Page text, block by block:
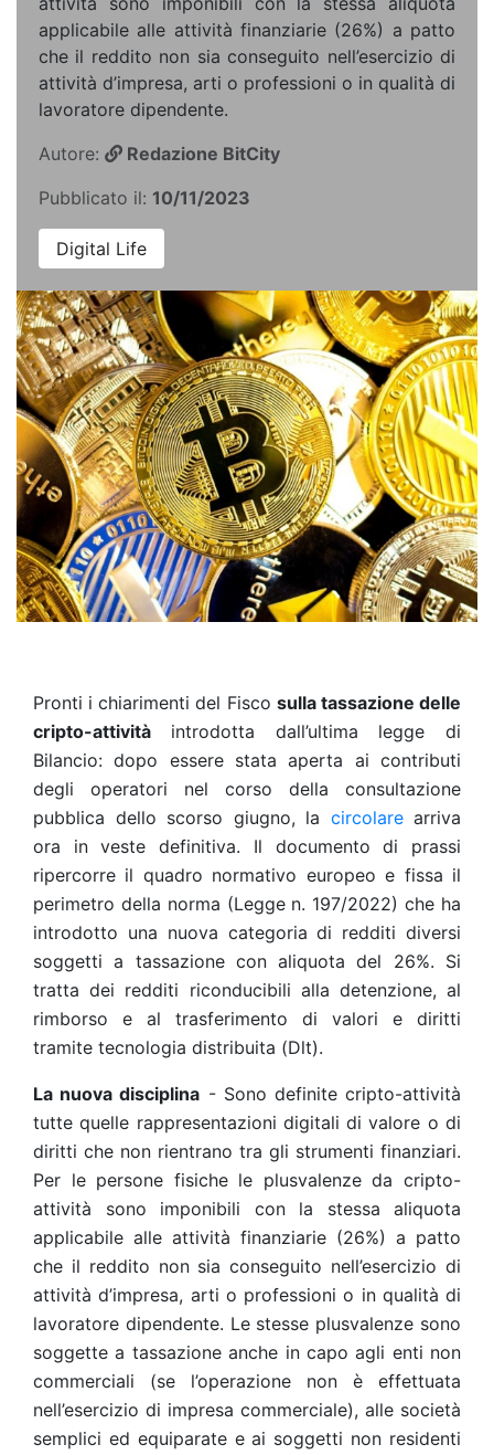
applicabile alle attività finanziarie (26%) a patto
che il reddito non sia conseguito nell’esercizio di
attività d’impresa, arti o professioni o in qualità di
lavoratore dipendente.
Autore:
Redazione BitCity
Pubblicato il: 10/11/2023
Digital Life
Pronti i chiarimenti del Fisco sulla tassazione delle
cripto-attività introdotta dall’ultima legge di
Bilancio: dopo essere stata aperta ai contributi
degli operatori nel corso della consultazione
pubblica dello scorso giugno, la circolare arriva
ora in veste definitiva. Il documento di prassi
ripercorre il quadro normativo europeo e fissa il
perimetro della norma (Legge n. 197/2022) che ha
introdotto una nuova categoria di redditi diversi
soggetti a tassazione con aliquota del 26%. Si
tratta dei redditi riconducibili alla detenzione, al
rimborso e al trasferimento di valori e diritti
tramite tecnologia distribuita (Dlt).
La nuova disciplina - Sono definite cripto-attività
tutte quelle rappresentazioni digitali di valore o di
diritti che non rientrano tra gli strumenti finanziari.
Per le persone fisiche le plusvalenze da cripto-
attività sono imponibili con la stessa aliquota
applicabile alle attività finanziarie (26%) a patto
che il reddito non sia conseguito nell’esercizio di
attività d’impresa, arti o professioni o in qualità di
lavoratore dipendente. Le stesse plusvalenze sono
soggette a tassazione anche in capo agli enti non
commerciali (se l’operazione non è effettuata
nell’esercizio di impresa commerciale), alle società
semplici ed equiparate e ai soggetti non residenti